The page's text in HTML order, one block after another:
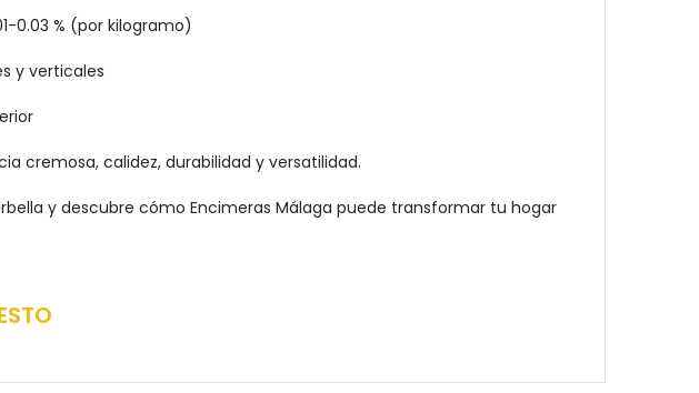
0.03 % (por kilogramo)
y verticales
cremosa, calidez, durabilidad y versatilidad.
y descubre cómo Encimeras Málaga puede transformar tu hogar